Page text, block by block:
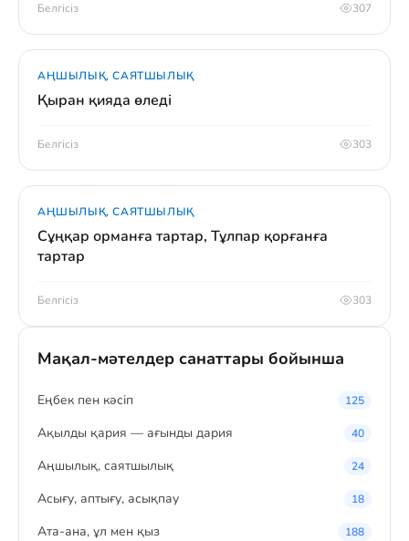
Белгісіз 307
АҢШЫЛЫҚ, САЯТШЫЛЫҚ
Қыран қияда өледі
Белгісіз 303
АҢШЫЛЫҚ, САЯТШЫЛЫҚ
Сұңқар орманға тартар, Тұлпар қорғанға
тартар
Белгісіз 303
Мақал-мәтелдер санаттары бойынша
Eңбек пен кәсіп 125
Ақылды қария — ағынды дария 40
Аңшылық, саятшылық 24
Асығу, аптығу, асықпау 18
Ата-ана, ұл мен қыз 188